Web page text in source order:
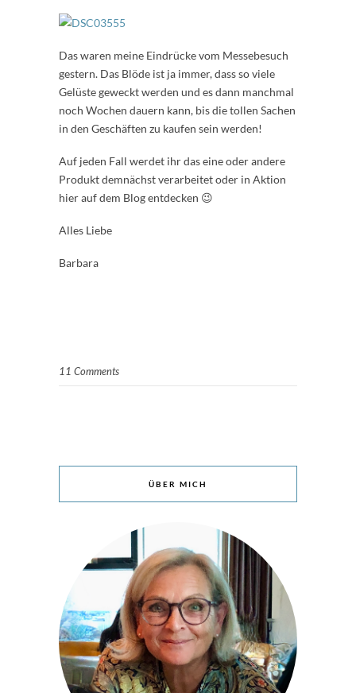
Das waren meine Eindrücke vom Messebesuch
gestern. Das Blöde ist ja immer, dass so viele
Gelüste geweckt werden und es dann manchmal
noch Wochen dauern kann, bis die tollen Sachen
in den Geschäften zu kaufen sein werden!
Auf jeden Fall werdet ihr das eine oder andere
Produkt demnächst verarbeitet oder in Aktion
hier auf dem Blog entdecken 😉
Alles Liebe
Barbara
11 Comments
ÜBER MICH